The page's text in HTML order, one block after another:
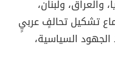
والعراق، ولبنان،
تشكيل تحالفٍ عربيٍ
السياسية،